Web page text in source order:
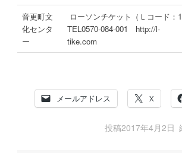
音更町文
化センタ
ー
ローソンチケット（Ｌコード：
TEL0570-084-001 http://l-
メールアドレス X
投稿2017年4月2日